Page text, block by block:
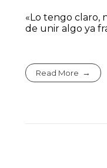
«Lo tengo claro,
de unir algo ya
Read More